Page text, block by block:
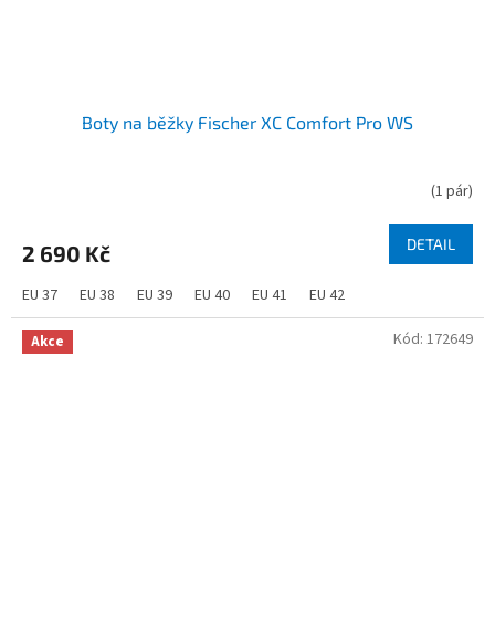
Boty na běžky Fischer XC Comfort Pro WS
(1 pár)
2 690 Kč DETAIL
EU 37 EU 38 EU 39 EU 40 EU 41 EU 42
Akce Kód: 172649